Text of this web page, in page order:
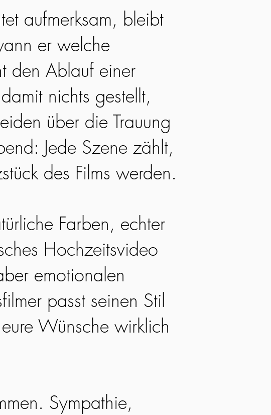
aufmerksam, bleibt
er welche
den Ablauf einer
nichts gestellt,
über die Trauung
Jede Szene zählt,
des Films werden.
Farben, echter
Hochzeitsvideo
emotionalen
passt seinen Stil
Wünsche wirklich
Sympathie,